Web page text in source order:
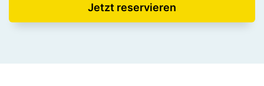
Jetzt reservieren